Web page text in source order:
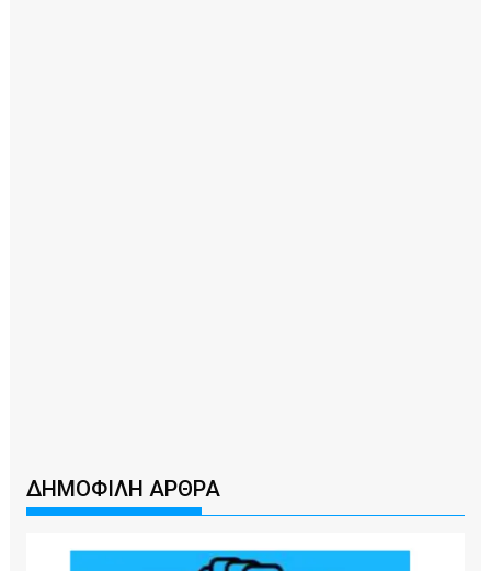
ΔΗΜΟΦΙΛΗ ΑΡΘΡΑ